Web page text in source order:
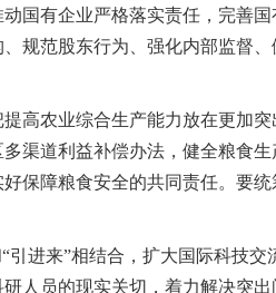
国有企业严格落实责任，完善
规范股东行为、强化内部监督、
高农业综合生产能力放在更加
渠道利益补偿办法，健全粮食
保障粮食安全的共同责任。要统
进来”相结合，扩大国际科技
人员的现实关切，着力解决突